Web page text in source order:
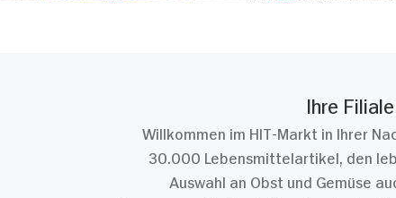
Ihre
Willkommen im HIT-Markt in Ihrer
30.000 Lebensmittelartikel, den
Auswahl an Obst und Gemüse